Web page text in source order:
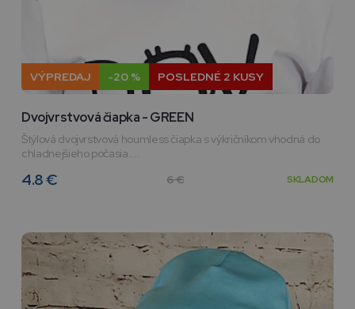
VÝPREDAJ -20 % POSLEDNÉ 2 KUSY
Dvojvrstvová čiapka - GREEN
Štýlová dvojvrstvová houmless čiapka s výkričníkom vhodná do
chladnejšieho počasia....
4.8 € 6 € SKLADOM